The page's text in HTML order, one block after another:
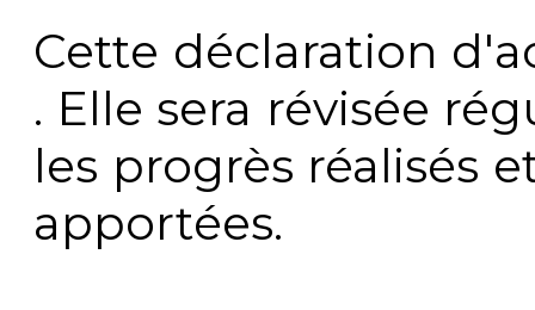
Cette déclaration
. Elle sera révisée
les progrès réalisés
apportées.